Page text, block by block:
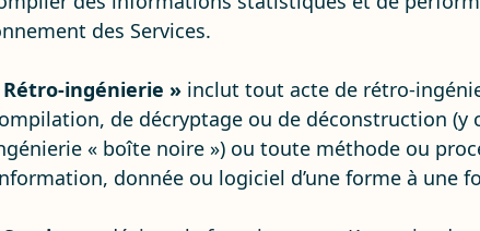
des Services.
ingénierie » inclut tout acte de rétro-
de décryptage ou de déconstruction (y
« boîte noire ») ou toute méthode ou
donnée ou logiciel d’une forme à une